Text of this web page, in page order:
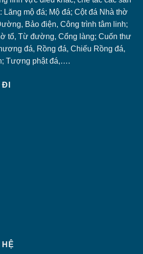
Lăng mộ đá; Mộ đá; Cột đá Nhà thờ
Bảo điện, Công trình tâm linh;
tổ, Từ đường, Cổng làng; Cuốn thư
đá, Rồng đá, Chiếu Rồng đá,
Tượng phật đá,….